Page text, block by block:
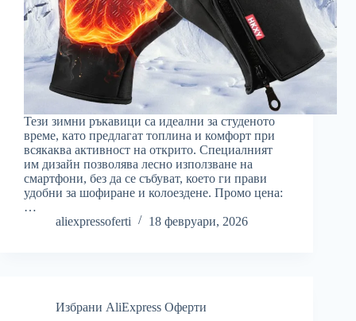
Тези зимни ръкавици са идеални за студеното
време, като предлагат топлина и комфорт при
всякаква активност на открито. Специалният
им дизайн позволява лесно използване на
смартфони, без да се събуват, което ги прави
удобни за шофиране и колоездене. Промо цена:
…
aliexpressoferti
18 февруари, 2026
Избрани AliExpress Оферти